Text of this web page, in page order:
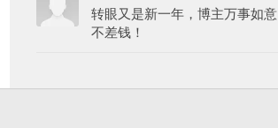
转眼又是新一年，博主万事如意
不差钱！